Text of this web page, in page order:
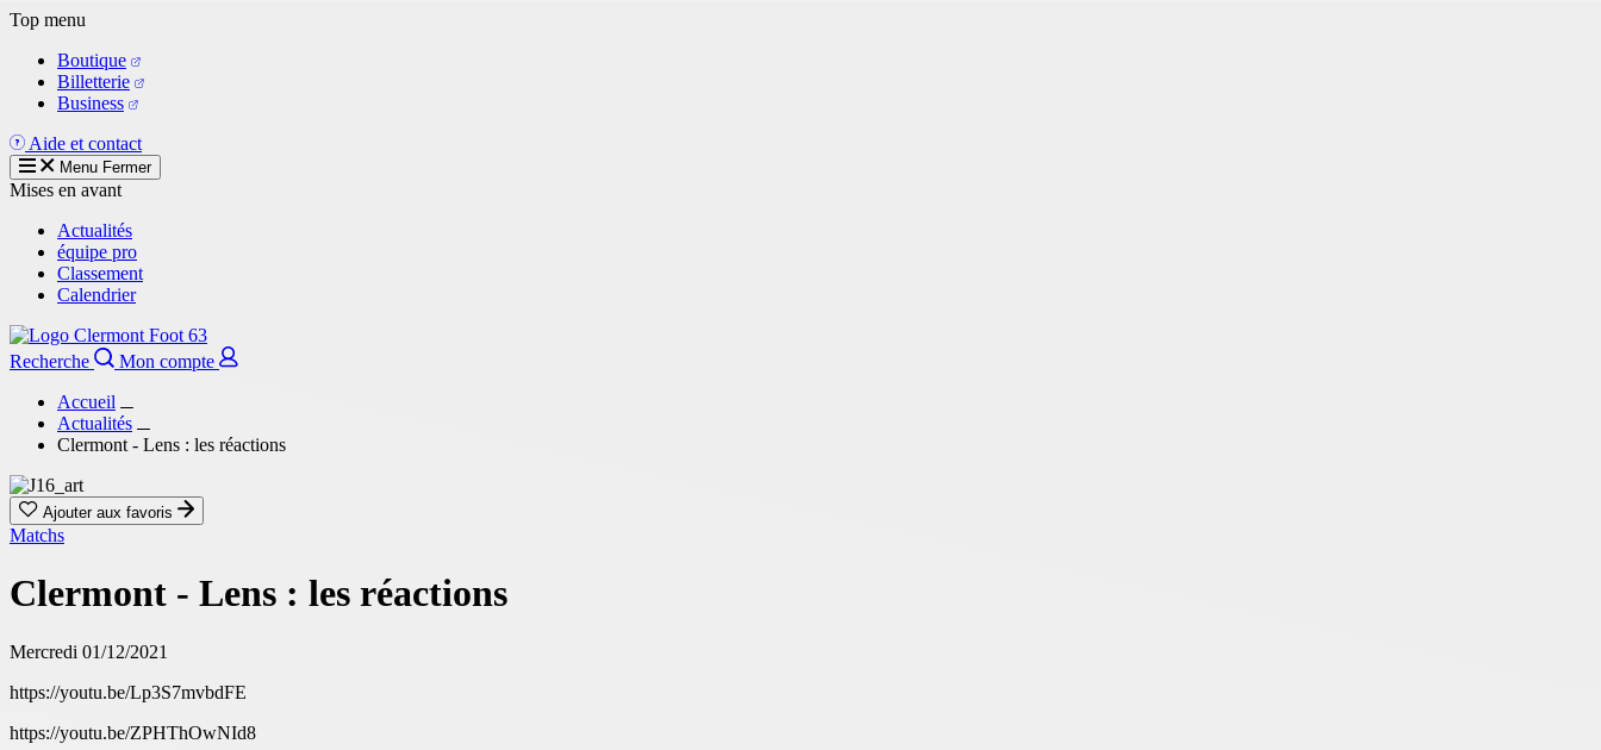
Aller
contenu
principal
Top menu
Boutique
Billetterie
Business
Aide et contact
Menu Fermer
Mises en avant
Actualités
équipe pro
Classement
Calendrier
Recherche
Mon compte
Accueil
Actualités
Clermont - Lens : les réactions
Ajouter aux favoris
Matchs
Clermont - Lens : les réactions
Mercredi 01/12/2021
https://youtu.be/Lp3S7mvbdFE
https://youtu.be/ZPHThOwNId8